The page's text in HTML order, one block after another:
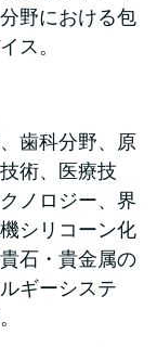
野における包
ス。
歯科分野、原
術、医療技
ノロジー、界
シリコーン化
石・貴金属の
ギーシステ